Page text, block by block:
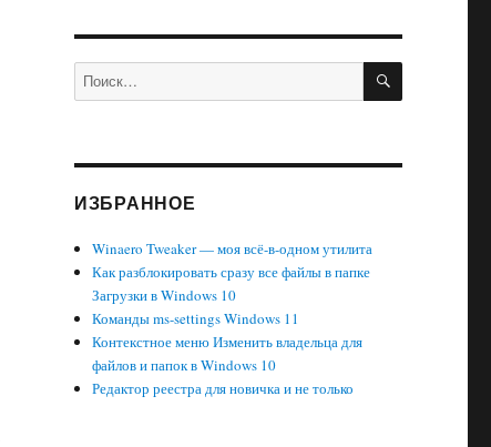
Искать: ПОИСК
ИЗБРАННОЕ
Winaero Tweaker — моя всё-в-одном утилита
Как разблокировать сразу все файлы в папке
Загрузки в Windows 10
Команды ms-settings Windows 11
Контекстное меню Изменить владельца для
файлов и папок в Windows 10
Редактор реестра для новичка и не только